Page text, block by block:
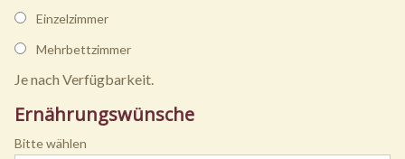
Einzelzimmer
Mehrbettzimmer
Je nach Verfügbarkeit.
Ernährungswünsche
Bitte wählen